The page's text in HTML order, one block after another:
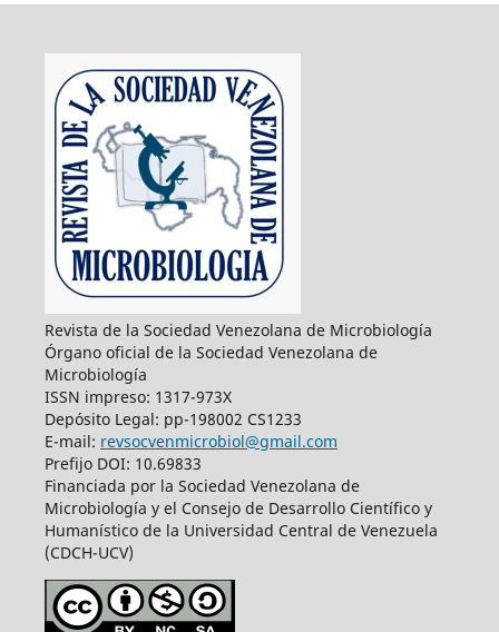
Revista de la Sociedad Venezolana de Microbiología
Órgano oficial de la Sociedad Venezolana de
Microbiología
ISSN impreso: 1317-973X
Depósito Legal: pp-198002 CS1233
E-mail: revsocvenmicrobiol@gmail.com
Prefijo DOI: 10.69833
Financiada por la Sociedad Venezolana de
Microbiología y el Consejo de Desarrollo Científico y
Humanístico de la Universidad Central de Venezuela
(CDCH-UCV)